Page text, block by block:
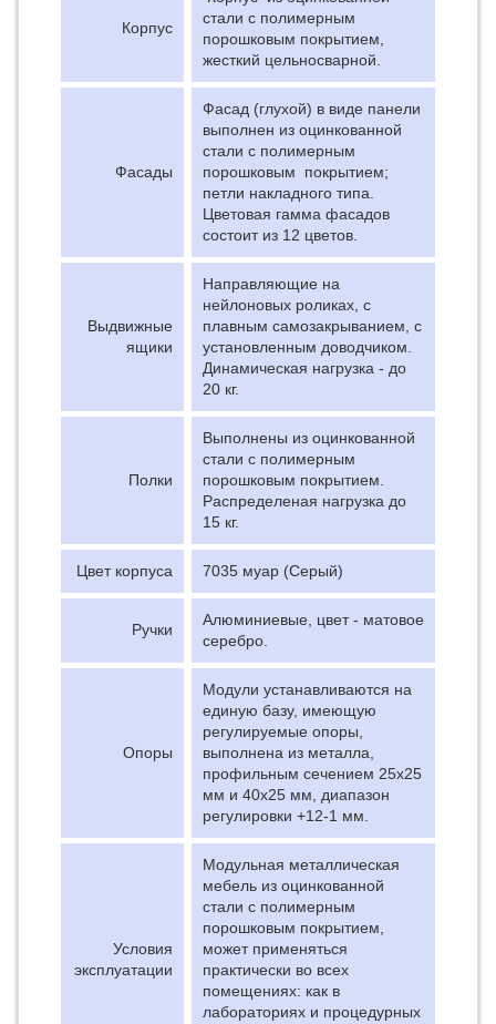
Корпус
стали с полимерным
порошковым покрытием,
жесткий цельносварной.
Фасады
Фасад (глухой) в виде панели
выполнен из оцинкованной
стали с полимерным
порошковым покрытием;
петли накладного типа.
Цветовая гамма фасадов
состоит из 12 цветов.
Выдвижные
ящики
Направляющие на
нейлоновых роликах, с
плавным самозакрыванием, с
установленным доводчиком.
Динамическая нагрузка - до
20 кг.
Полки
Выполнены из оцинкованной
стали с полимерным
порошковым покрытием.
Распределеная нагрузка до
15 кг.
Цвет корпуса 7035 муар (Серый)
Ручки
Алюминиевые, цвет - матовое
серебро.
Опоры
Модули устанавливаются на
единую базу, имеющую
регулируемые опоры,
выполнена из металла,
профильным сечением 25х25
мм и 40х25 мм, диапазон
регулировки +12-1 мм.
Условия
эксплуатации
Модульная металлическая
мебель из оцинкованной
стали с полимерным
порошковым покрытием,
может применяться
практически во всех
помещениях: как в
лабораториях и процедурных